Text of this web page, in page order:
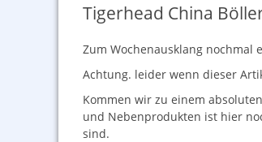
Tigerhead China
Zum Wochenausklang nochmal
Achtung. leider wenn dieser
Kommen wir zu einem
und Nebenprodukten ist hier
sind.